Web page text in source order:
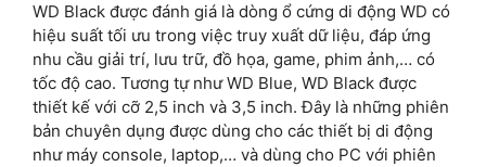
WD Black được đánh giá là dòng ổ cứng di động WD có
hiệu suất tối ưu trong việc truy xuất dữ liệu, đáp ứng
nhu cầu giải trí, lưu trữ, đồ họa, game, phim ảnh,… có
tốc độ cao. Tương tự như WD Blue, WD Black được
thiết kế với cỡ 2,5 inch và 3,5 inch. Đây là những phiên
bản chuyên dụng được dùng cho các thiết bị di động
như máy console, laptop,… và dùng cho PC với phiên